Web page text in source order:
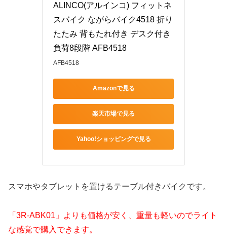
ALINCO(アルインコ) フィットネ
スバイク ながらバイク4518 折り
たたみ 背もたれ付き デスク付き
負荷8段階 AFB4518
AFB4518
Amazonで見る
楽天市場で見る
Yahoo!ショッピングで見る
スマホやタブレットを置けるテーブル付きバイクです。
「3R-ABK01」よりも価格が安く、重量も軽いのでライト
な感覚で購入できます。